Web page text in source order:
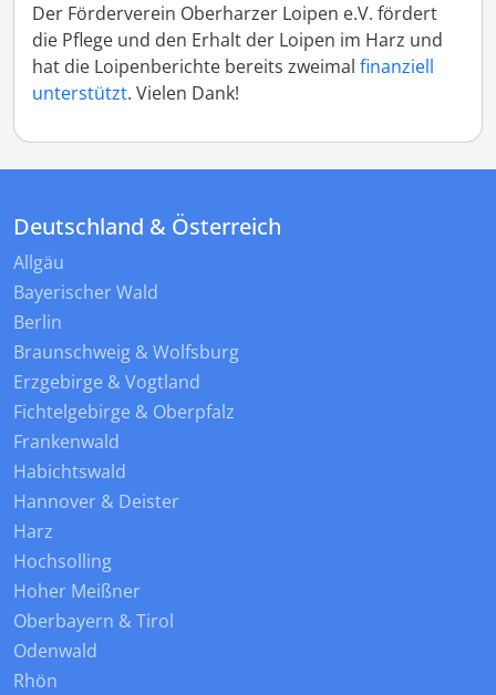
Der Förderverein Oberharzer Loipen e.V. fördert
die Pflege und den Erhalt der Loipen im Harz und
hat die Loipenberichte bereits zweimal finanziell
unterstützt. Vielen Dank!
Deutschland & Österreich
Allgäu
Bayerischer Wald
Berlin
Braunschweig & Wolfsburg
Erzgebirge & Vogtland
Fichtelgebirge & Oberpfalz
Frankenwald
Habichtswald
Hannover & Deister
Harz
Hochsolling
Hoher Meißner
Oberbayern & Tirol
Odenwald
Rhön